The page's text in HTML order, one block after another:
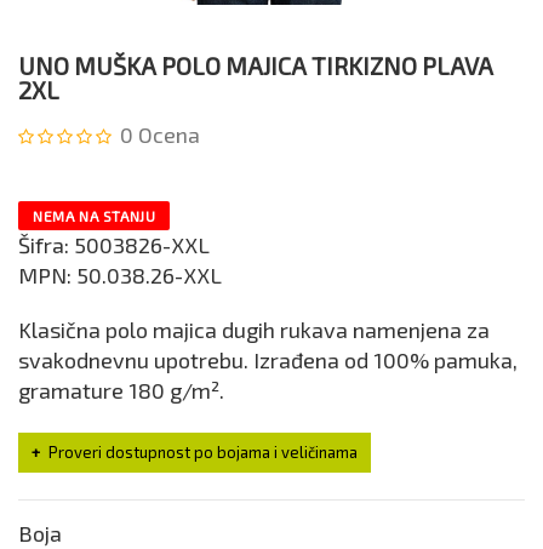
UNO MUŠKA POLO MAJICA TIRKIZNO PLAVA
2XL
0 Ocena
NEMA NA STANJU
Šifra: 5003826-XXL
MPN: 50.038.26-XXL
Klasična polo majica dugih rukava namenjena za
svakodnevnu upotrebu. Izrađena od 100% pamuka,
gramature 180 g/m².
Proveri dostupnost po bojama i veličinama
Boja